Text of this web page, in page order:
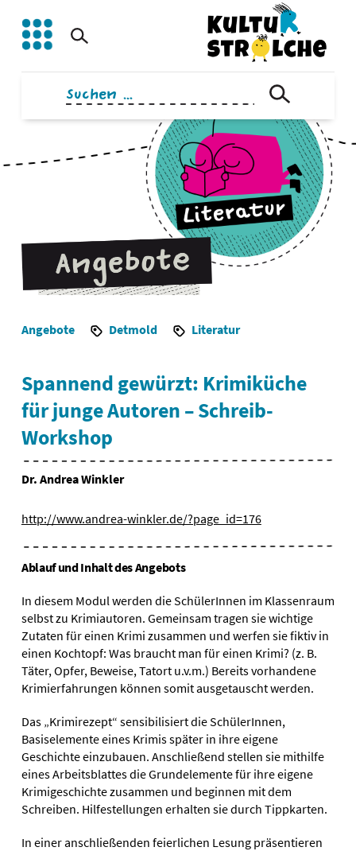
Inhalt
springen
Suchen
nach:
Angebote Detmold Literatur
Spannend gewürzt: Krimiküche
für junge Autoren – Schreib-
Workshop
Dr. Andrea Winkler
http://www.andrea-winkler.de/?page_id=176
Ablauf und Inhalt des Angebots
In diesem Modul werden die SchülerInnen im Klassenraum
selbst zu Krimiautoren. Gemeinsam tragen sie wichtige
Zutaten für einen Krimi zusammen und werfen sie fiktiv in
einen Kochtopf: Was braucht man für einen Krimi? (z. B.
Täter, Opfer, Beweise, Tatort u.v.m.) Bereits vorhandene
Krimierfahrungen können somit ausgetauscht werden.
Das „Krimirezept“ sensibilisiert die SchülerInnen,
Basiselemente eines Krimis später in ihre eigene
Geschichte einzubauen. Anschließend stellen sie mithilfe
eines Arbeitsblattes die Grundelemente für ihre eigene
Krimigeschichte zusammen und beginnen mit dem
Schreiben. Hilfestellungen erhalten sie durch Tippkarten.
In einer anschließenden feierlichen Lesung präsentieren